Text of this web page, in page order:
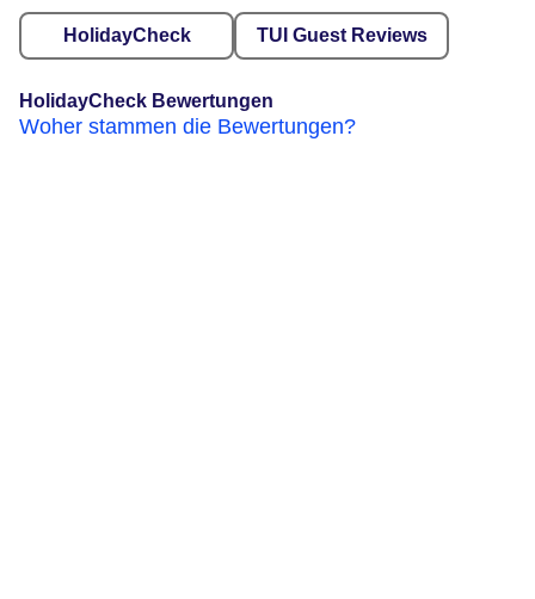
HolidayCheck TUI Guest Reviews
HolidayCheck Bewertungen
Woher stammen die Bewertungen?